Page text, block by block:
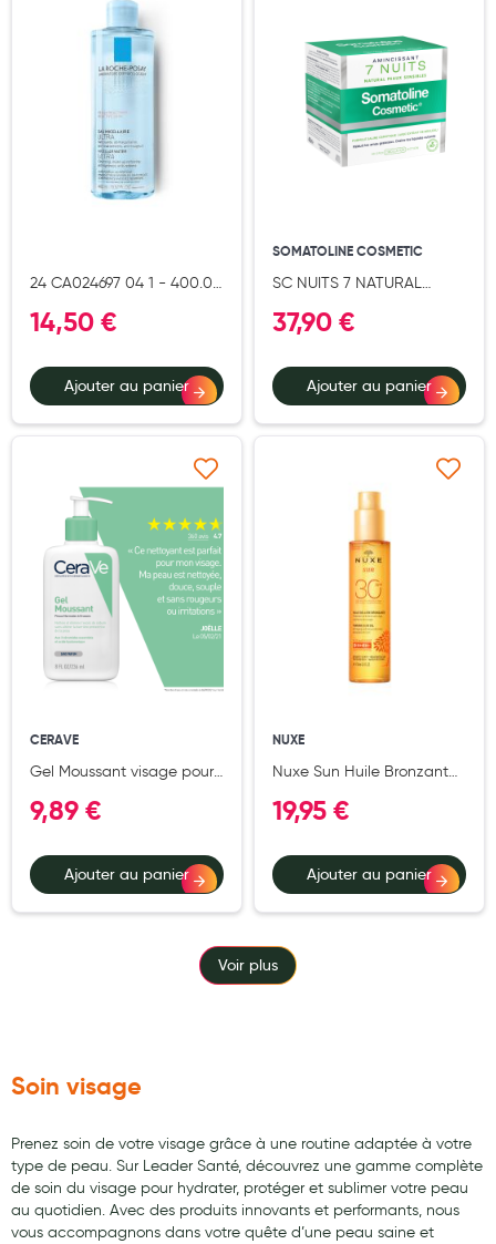
Douleurs articulaires et musculaires
Santé séniors
Anti acariens, anti gale, anti tiques, insectifuges
Incontinence
Autotests
Protections auditives
Lunettes
Chaussures
Prothèses mammaires externes
Médication familiale
Orthopédie
Les promotions
24 CA024697 04 1 - 400.0
14,50 €
Ajouter au panier
SOMATOLINE COSMETIC
SC NUITS 7 NATURAL
37,90 €
Ajouter au panier
CERAVE
Gel Moussant visage pour
grasses 236 ml
9,89 €
Ajouter au panier
Ajouter à ma liste d’envie
NUXE
Nuxe Sun Huile Bronzante
Protection SPF30 150ml
19,95 €
Ajouter au panier
Ajouter à ma liste
Voir plus
Soin visage
Prenez soin de votre visage grâce à une routine adaptée à votre
type de peau. Sur Leader Santé, découvrez une gamme complète
de soin du visage pour hydrater, protéger et sublimer votre peau
au quotidien. Avec des produits innovants et performants, nous
vous accompagnons dans votre quête d’une peau saine et